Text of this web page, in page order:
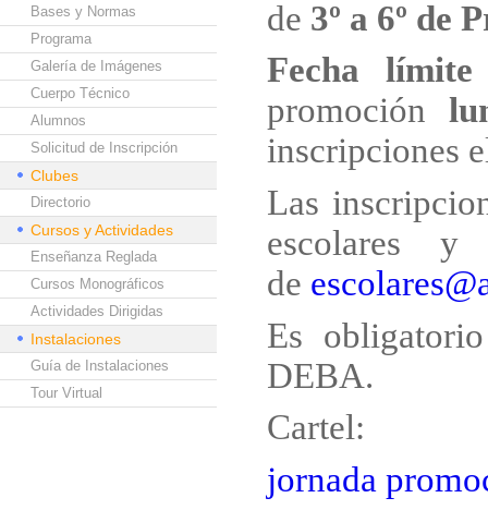
Bases y Normas
Programa
Galería de Imágenes
Cuerpo Técnico
Alumnos
Solicitud de Inscripción
Clubes
Directorio
Cursos y Actividades
Enseñanza Reglada
Cursos Monográficos
Actividades Dirigidas
Instalaciones
Guía de Instalaciones
Tour Virtual
de 3º a 6º de
Fecha límite
promoción
inscripciones
Las
escolares
de
Es
DEBA.
Cartel:
jornada